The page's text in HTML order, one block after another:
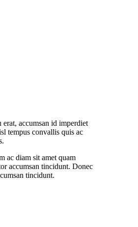
accumsan id imperdiet
tempus convallis quis ac
ac diam sit amet quam
accumsan tincidunt. Donec
tincidunt.